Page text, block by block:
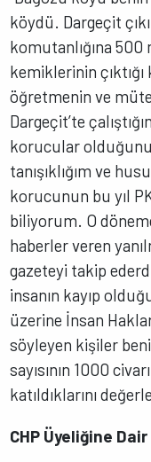
köydü. Dargeçit
komutanlığına 500
kemiklerinin
öğretmenin ve
Dargeçit’te
korucular
tanışıklığım ve
korucunun bu yıl
biliyorum. O
haberler veren
gazeteyi takip
insanın kayıp
üzerine İnsan
söyleyen kişiler
sayısının 1000
katıldıklarını
CHP Üyeliğine Dair